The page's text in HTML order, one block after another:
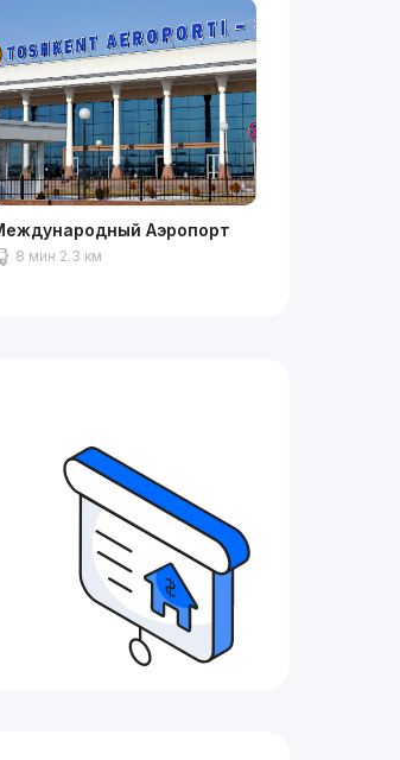
Аэропорт
8 мин 2.3 км